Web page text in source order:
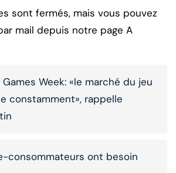
sont fermés, mais vous pouvez
mail depuis notre page A
Games Week: «le marché du jeu
constamment», rappelle
consommateurs ont besoin